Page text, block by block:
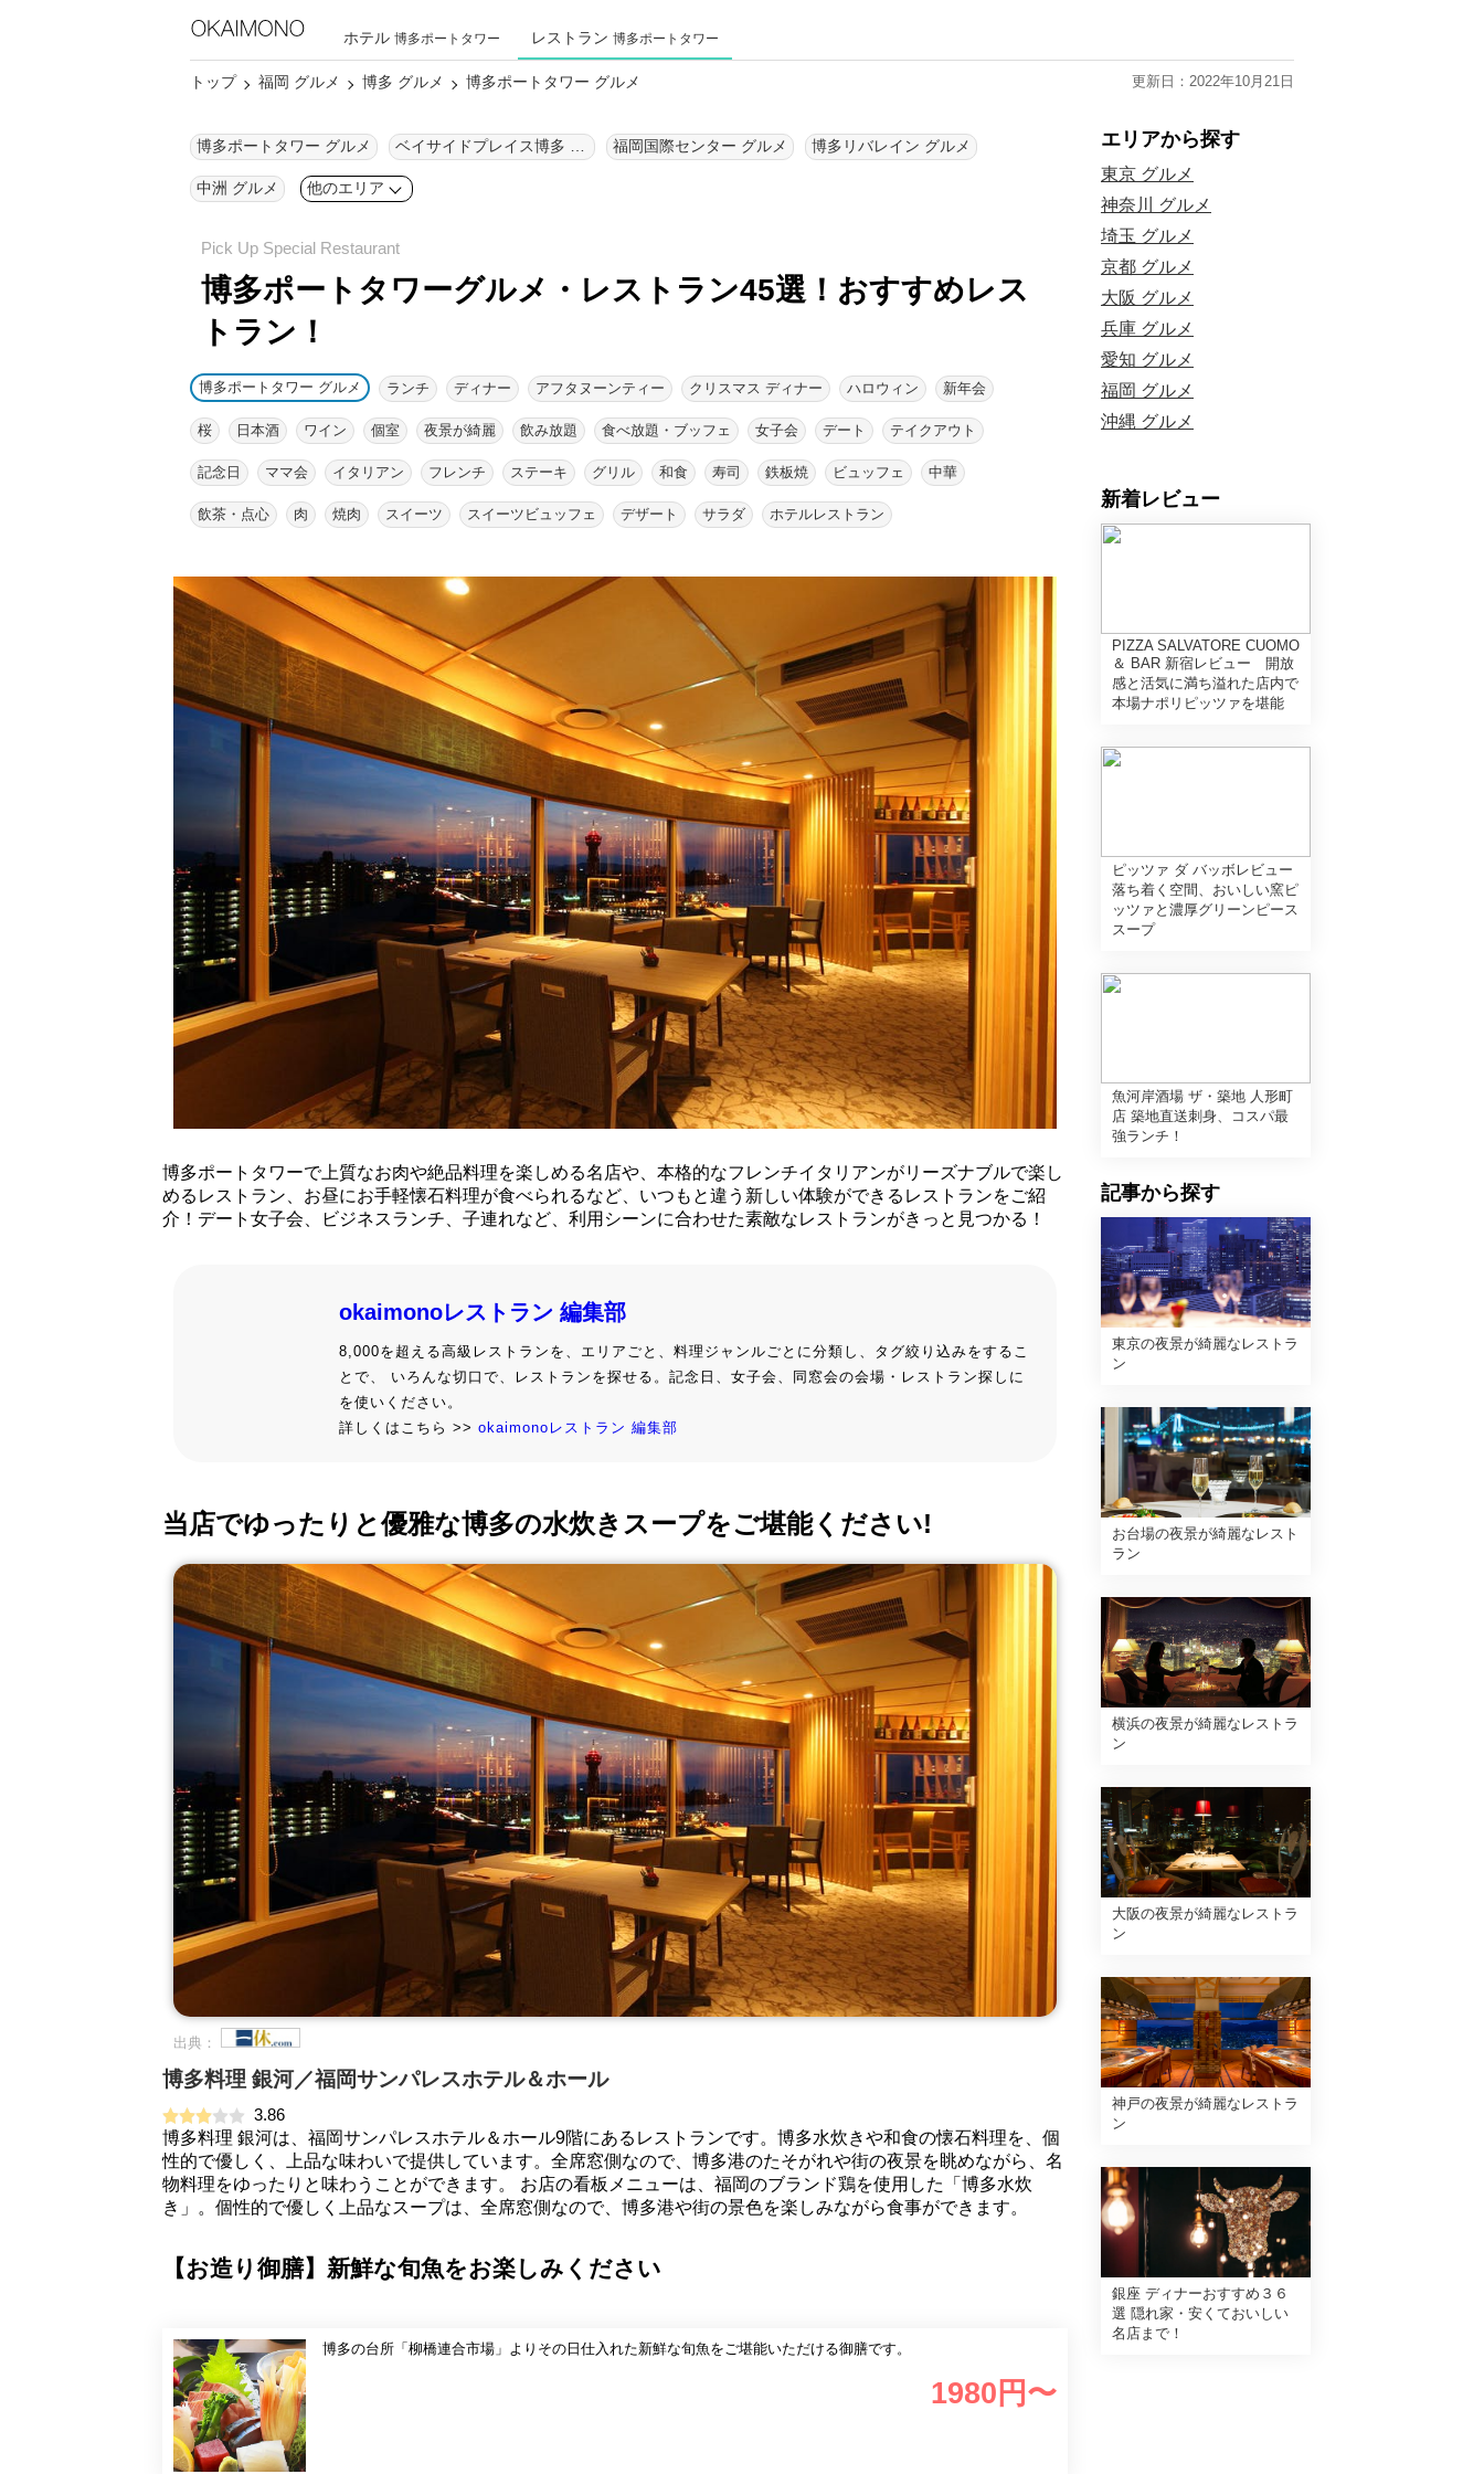
ホテル 博多ポートタワー レストラン 博多ポートタワー
トップ 福岡 グルメ 博多 グルメ 博多ポートタワー グルメ 更新日：2022年10月21日
博多ポートタワー グルメ 福岡国際センター グルメ 博多リバレイン グルメ
中洲 グルメ 他のエリア
博多ポートタワーグルメ・レストラン45選！ おすすめレス
トラン！
博多ポートタワー グルメ ランチ ディナー アフタヌーンティー クリスマス ディナー ハロウィン 新年会
桜 日本酒 ワイン 個室 夜景が綺麗 飲み放題 食べ放題・ブッフェ 女子会 デート テイクアウト
記念日 ママ会 イタリアン フレンチ ステーキ グリル 和食 寿司 鉄板焼 ビュッフェ 中華
飲茶・点心 肉 焼肉 スイーツ スイーツビュッフェ デザート サラダ ホテルレストラン
博多ポートタワーで上質なお肉や絶品料理を楽しめる名店や、本格的なフレンチイタリアンがリーズナブルで楽し
めるレストラン、お昼にお手軽懐石料理が食べられるなど、いつもと違う新しい体験ができるレストランをご紹
介！デート女子会、ビジネスランチ、子連れなど、利用シーンに合わせた素敵なレストランがきっと見つかる！
okaimonoレストラン 編集部
8,000を超える高級レストランを、エリアごと、料理ジャンルごとに分類し、タグ絞り込みをするこ
とで、 いろんな切口で、レストランを探せる。記念日、女子会、同窓会の会場・レストラン探しに
を使いください。
詳しくはこちら >> okaimonoレストラン 編集部
当店でゆったりと優雅な博多の水炊きスープをご堪能ください!
出典：
博多料理 銀河／福岡サンパレスホテル＆ホール
3.86
博多料理 銀河は、福岡サンパレスホテル＆ホール9階にあるレストランです。博多水炊きや和食の懐石料理を、個
性的で優しく、上品な味わいで提供しています。全席窓側なので、博多港のたそがれや街の夜景を眺めながら、名
物料理をゆったりと味わうことができます。 お店の看板メニューは、福岡のブランド鶏を使用した「博多水炊
き」。個性的で優しく上品なスープは、全席窓側なので、博多港や街の景色を楽しみながら食事ができます。
【お造り御膳】新鮮な旬魚をお楽しみください
博多の台所「柳橋連合市場」よりその日仕入れた新鮮な旬魚をご堪能いただける御膳です。
1980 円〜
エリアから探す
東京 グルメ
神奈川 グルメ
埼玉 グルメ
京都 グルメ
大阪 グルメ
兵庫 グルメ
愛知 グルメ
福岡 グルメ
沖縄 グルメ
新着レビュー
PIZZA SALVATORE CUOMO
＆ BAR 新宿レビュー 開放
感と活気に満ち溢れた店内で
本場ナポリピッツァを堪能
ピッツァ ダ バッボレビュー
落ち着く空間、おいしい窯ピ
ッツァと濃厚グリーンピース
スープ
魚河岸酒場 ザ・築地 人形町
店 築地直送刺身、コスパ最
強ランチ！
記事から探す
東京の夜景が綺麗なレストラ
ン
お台場の夜景が綺麗なレスト
ラン
横浜の夜景が綺麗なレストラ
ン
大阪の夜景が綺麗なレストラ
ン
神戸の夜景が綺麗なレストラ
ン
銀座 ディナーおすすめ３６
選 隠れ家・安くておいしい
名店まで！